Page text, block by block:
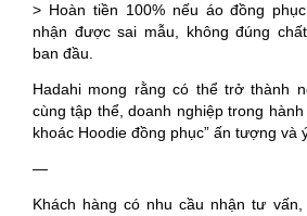
> Hoàn tiền 100% nếu áo đồng
nhận được sai mẫu, không đúng
ban đầu.
Hadahi mong rằng có thể trở thành
cùng tập thể, doanh nghiệp trong
khoác Hoodie đồng phục” ấn tượng và
—
Khách hàng có nhu cầu nhận tư